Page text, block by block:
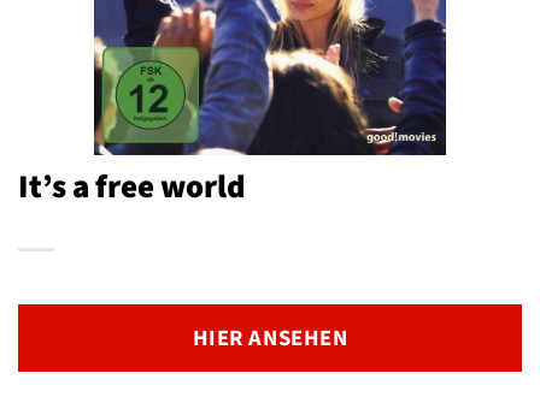
It’s a free world
HIER ANSEHEN